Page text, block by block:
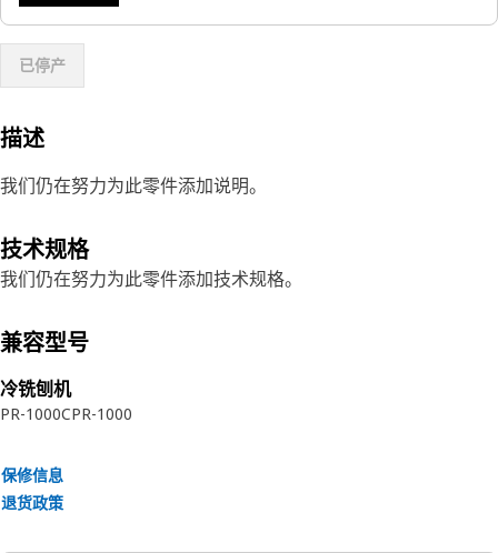
已停产
描述
我们仍在努力为此零件添加说明。
技术规格
我们仍在努力为此零件添加技术规格。
兼容型号
冷铣刨机
PR-1000CPR-1000
保修信息
退货政策